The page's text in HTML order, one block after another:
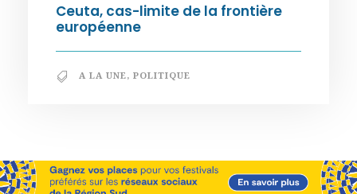
Ceuta, cas-limite de la frontière
européenne
A LA UNE, POLITIQUE